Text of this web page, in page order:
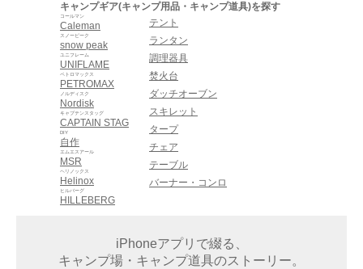
キャンプギア(キャンプ用品・キャンプ道具)を探す
Caleman
コールマン
snow peak
スノーピーク
UNIFLAME
ユニフレーム
PETROMAX
ペトロマックス
Nordisk
ノルディスク
CAPTAIN STAG
キャプテンスタッグ
自作
DIY
MSR
エムエスアール
Helinox
ヘリノックス
HILLEBERG
ヒルバーグ
テント
ランタン
調理器具
焚火台
ダッチオーブン
スキレット
タープ
チェア
テーブル
バーナー・コンロ
iPhoneアプリで綴る、
キャンプ場・キャンプ道具のストーリー。